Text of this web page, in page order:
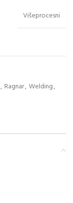
Višeprocesni
, Ragnar, Welding,